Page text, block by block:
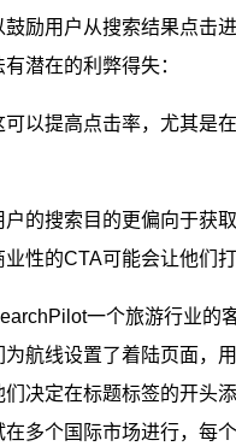
励用户从搜索结果点击
潜在的利弊得失：
以提高点击率，尤其是
的搜索目的更偏向于获
性的CTA可能会让他们打
一个旅游行业的
航线设置了着陆页面，
决定在标题标签的开头添
多个国际市场进行，每